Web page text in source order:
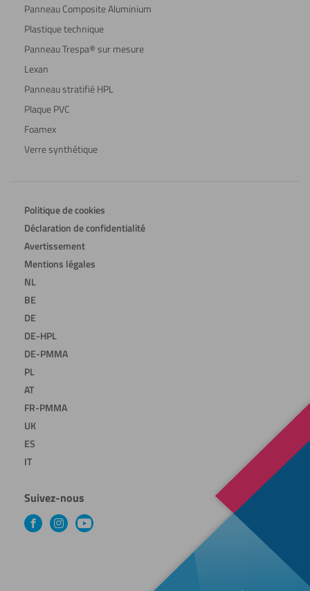
Panneau Composite Aluminium
Plastique technique
Panneau Trespa® sur mesure
Lexan
Panneau stratifié HPL
Plaque PVC
Foamex
Verre synthétique
Politique de cookies
Déclaration de confidentialité
Avertissement
Mentions légales
NL
BE
DE
DE-HPL
DE-PMMA
PL
AT
FR-PMMA
UK
ES
IT
Suivez-nous
FacebookInstagramYouTube